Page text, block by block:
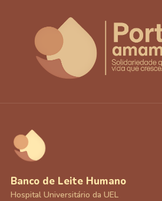
Banco de Leite Humano
Hospital Universitário da UEL